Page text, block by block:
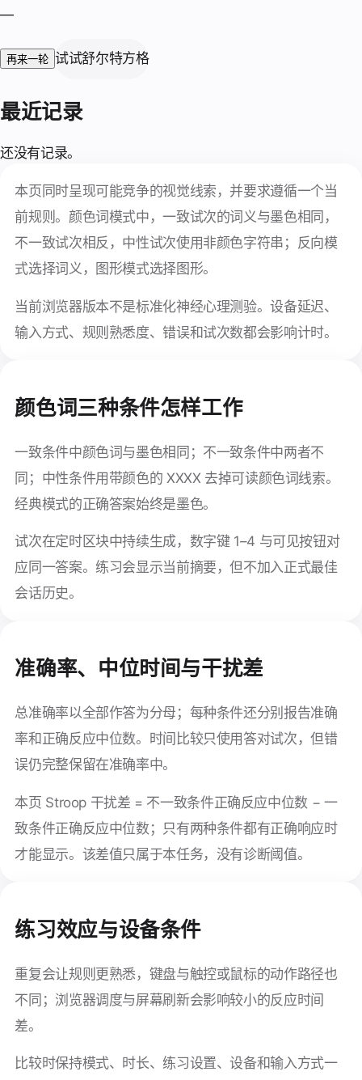
—
再来一轮 试试舒尔特方格
最近记录
还没有记录。
本页同时呈现可能竞争的视觉线索，并要求遵循一个当
前规则。颜色词模式中，一致试次的词义与墨色相同，
不一致试次相反，中性试次使用非颜色字符串；反向模
式选择词义，图形模式选择图形。
当前浏览器版本不是标准化神经心理测验。设备延迟、
输入方式、规则熟悉度、错误和试次数都会影响计时。
颜色词三种条件怎样工作
一致条件中颜色词与墨色相同；不一致条件中两者不
同；中性条件用带颜色的 XXXX 去掉可读颜色词线索。
经典模式的正确答案始终是墨色。
试次在定时区块中持续生成，数字键 1–4 与可见按钮对
应同一答案。练习会显示当前摘要，但不加入正式最佳
会话历史。
准确率、中位时间与干扰差
总准确率以全部作答为分母；每种条件还分别报告准确
率和正确反应中位数。时间比较只使用答对试次，但错
误仍完整保留在准确率中。
本页 Stroop 干扰差 = 不一致条件正确反应中位数 − 一
致条件正确反应中位数；只有两种条件都有正确响应时
才能显示。该差值只属于本任务，没有诊断阈值。
练习效应与设备条件
重复会让规则更熟悉，键盘与触控或鼠标的动作路径也
不同；浏览器调度与屏幕刷新会影响较小的反应时间
差。
比较时保持模式、时长、练习设置、设备和输入方式一